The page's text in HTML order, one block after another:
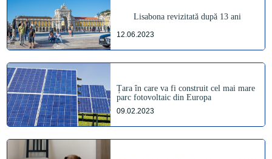
Lisabona revizitată după 13 ani
12.06.2023
Țara în care va fi construit cel mai mare
parc fotovoltaic din Europa
09.02.2023